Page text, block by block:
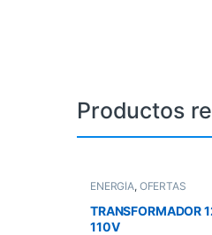
Productos
ENERGÍA, OFERTAS
TRANSFORMADOR
110V